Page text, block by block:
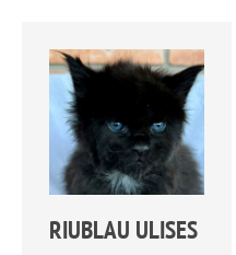
RIUBLAU ULISES